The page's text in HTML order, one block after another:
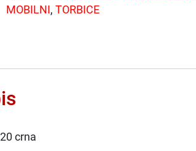
MOBILNI, TORBICE
crna